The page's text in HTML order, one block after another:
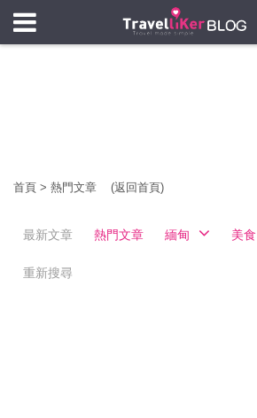
首頁 > 熱門文章 (返回首頁)
最新文章 熱門文章 緬甸 美食
重新搜尋